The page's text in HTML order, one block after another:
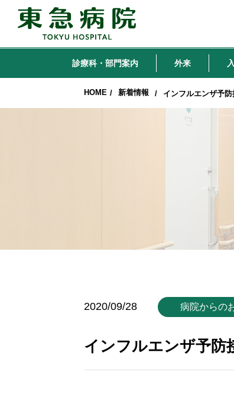
診療科・部門案内 外来
HOME / 新着情報 / インフルエンザ予
2020/09/28 病院からの
インフルエンザ予防